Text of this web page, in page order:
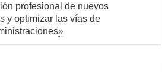
profesional de nuevos
y optimizar las vías de
»